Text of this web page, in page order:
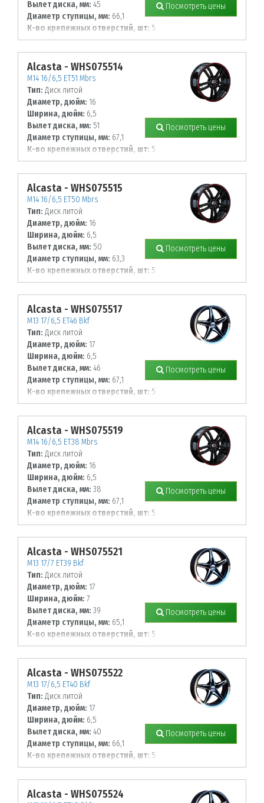
Вылет диска, мм: 45
Диаметр ступицы, мм: 66,1
К-во крепежных отверстий, шт: 5
Диаметр располож. отверстий, мм:
114,3
Посмотреть цены
Alcasta - WHS075514
M14 16/6,5 ET51 Mbrs
Тип: Диск литой
Диаметр, дюйм: 16
Ширина, дюйм: 6,5
Вылет диска, мм: 51
Диаметр ступицы, мм: 67,1
К-во крепежных отверстий, шт: 5
Диаметр располож. отверстий, мм:
114,3
Посмотреть цены
Alcasta - WHS075515
M14 16/6,5 ET50 Mbrs
Тип: Диск литой
Диаметр, дюйм: 16
Ширина, дюйм: 6,5
Вылет диска, мм: 50
Диаметр ступицы, мм: 63,3
К-во крепежных отверстий, шт: 5
Диаметр располож. отверстий, мм:
108
Посмотреть цены
Alcasta - WHS075517
M13 17/6,5 ET46 Bkf
Тип: Диск литой
Диаметр, дюйм: 17
Ширина, дюйм: 6,5
Вылет диска, мм: 46
Диаметр ступицы, мм: 67,1
К-во крепежных отверстий, шт: 5
Диаметр располож. отверстий, мм:
114,3
Посмотреть цены
Alcasta - WHS075519
M14 16/6,5 ET38 Mbrs
Тип: Диск литой
Диаметр, дюйм: 16
Ширина, дюйм: 6,5
Вылет диска, мм: 38
Диаметр ступицы, мм: 67,1
К-во крепежных отверстий, шт: 5
Диаметр располож. отверстий, мм:
114,3
Посмотреть цены
Alcasta - WHS075521
M13 17/7 ET39 Bkf
Тип: Диск литой
Диаметр, дюйм: 17
Ширина, дюйм: 7
Вылет диска, мм: 39
Диаметр ступицы, мм: 65,1
К-во крепежных отверстий, шт: 5
Диаметр располож. отверстий, мм:
110
Посмотреть цены
Alcasta - WHS075522
M13 17/6,5 ET40 Bkf
Тип: Диск литой
Диаметр, дюйм: 17
Ширина, дюйм: 6,5
Вылет диска, мм: 40
Диаметр ступицы, мм: 66,1
К-во крепежных отверстий, шт: 5
Диаметр располож. отверстий, мм:
114,3
Посмотреть цены
Alcasta - WHS075524